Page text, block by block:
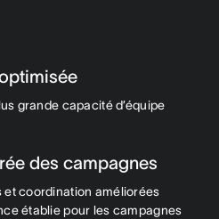
grande capacité d’équipe
des campagnes
et coordination améliorées
établie pour les campagnes